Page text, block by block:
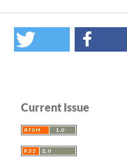
Current Issue